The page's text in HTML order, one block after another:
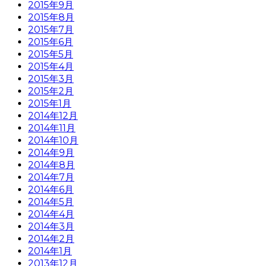
2015年9月
2015年8月
2015年7月
2015年6月
2015年5月
2015年4月
2015年3月
2015年2月
2015年1月
2014年12月
2014年11月
2014年10月
2014年9月
2014年8月
2014年7月
2014年6月
2014年5月
2014年4月
2014年3月
2014年2月
2014年1月
2013年12月